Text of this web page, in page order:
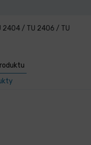
2404 / TU 2406 / TU